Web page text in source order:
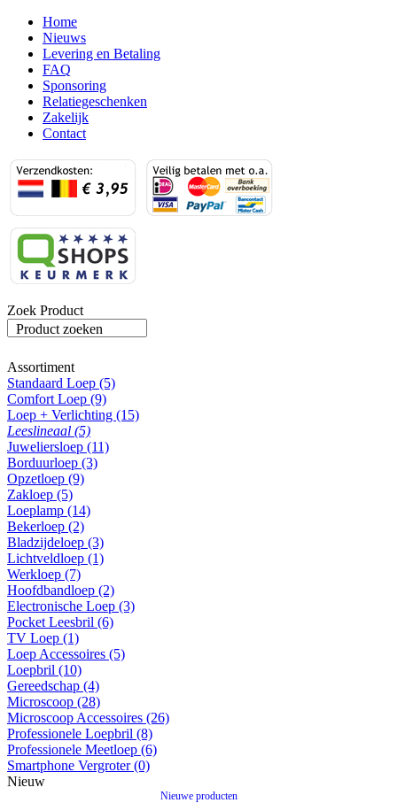
Home
Nieuws
Levering en Betaling
FAQ
Sponsoring
Relatiegeschenken
Zakelijk
Contact
Zoek Product
Product zoeken
Assortiment
Standaard Loep (5)
Comfort Loep (9)
Loep + Verlichting (15)
Leeslineaal (5)
Juweliersloep (11)
Borduurloep (3)
Opzetloep (9)
Zakloep (5)
Loeplamp (14)
Bekerloep (2)
Bladzijdeloep (3)
Lichtveldloep (1)
Werkloep (7)
Hoofdbandloep (2)
Electronische Loep (3)
Pocket Leesbril (6)
TV Loep (1)
Loep Accessoires (5)
Loepbril (10)
Gereedschap (4)
Microscoop (28)
Microscoop Accessoires (26)
Professionele Loepbril (8)
Professionele Meetloep (6)
Smartphone Vergroter (0)
Nieuw
Nieuwe producten